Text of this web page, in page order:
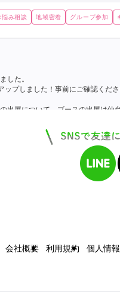
悩み相談 地域密着 グループ参加
した。
プしました！事前にご確認くださ
出展について、ブースの出展は